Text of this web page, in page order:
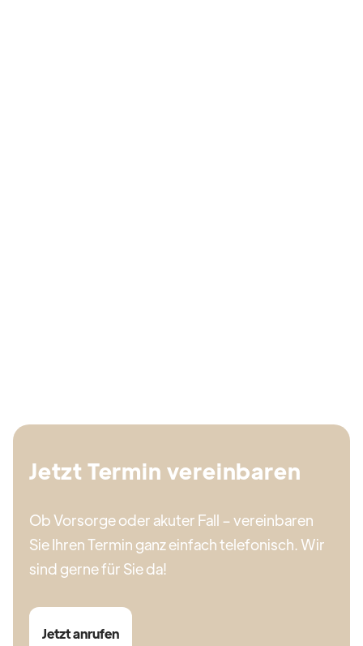
Jetzt Termin vereinbaren
Ob Vorsorge oder akuter Fall – vereinbaren
Sie Ihren Termin ganz einfach telefonisch. Wir
sind gerne für Sie da!
Jetzt anrufen